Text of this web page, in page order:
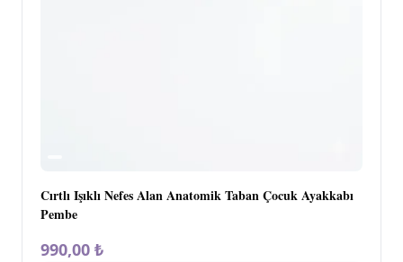
Cırtlı Işıklı Nefes Alan Anatomik Taban Çocuk Ayakkabı
Pembe
990,00 ₺